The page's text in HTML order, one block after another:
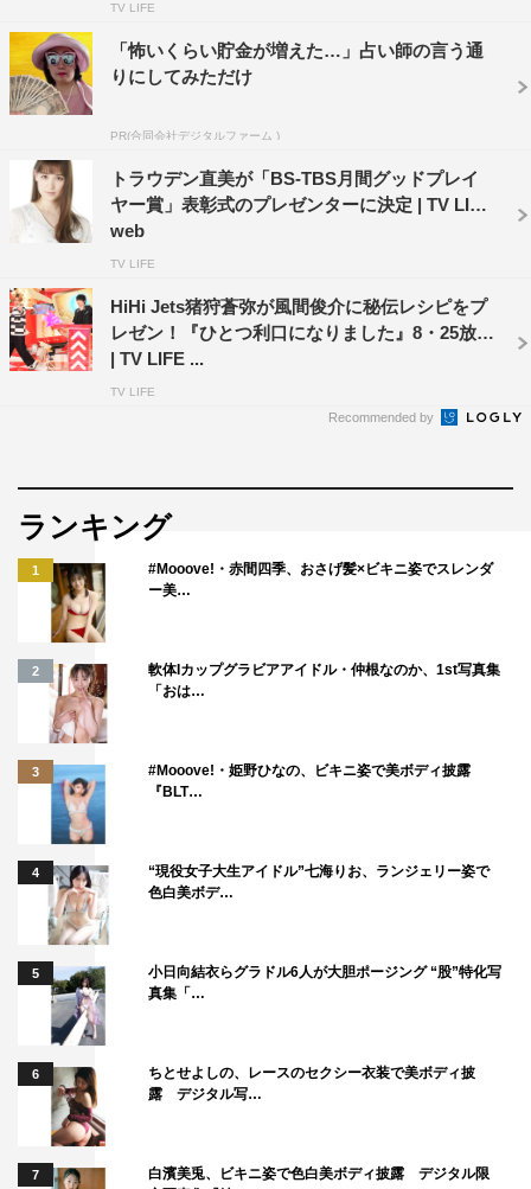
TV LIFE
「怖いくらい貯金が増えた…」占い師の言う通
りにしてみただけ
PR(合同会社デジタルファーム )
トラウデン直美が「BS-TBS月間グッドプレイ
ヤー賞」表彰式のプレゼンターに決定 | TV LIFE
web
TV LIFE
HiHi Jets猪狩蒼弥が風間俊介に秘伝レシピをプ
レゼン！『ひとつ利口になりました』8・25放送
| TV LIFE ...
TV LIFE
Recommended by
ランキング
1
#Mooove!・赤間四季、おさげ髪×ビキニ姿でスレンダ
ー美…
2
軟体Iカップグラビアアイドル・仲根なのか、1st写真集
「おは…
3
#Mooove!・姫野ひなの、ビキニ姿で美ボディ披露
『BLT…
4
“現役女子大生アイドル”七海りお、ランジェリー姿で
色白美ボデ…
5
小日向結衣らグラドル6人が大胆ポージング “股”特化写
真集「…
6
ちとせよしの、レースのセクシー衣装で美ボディ披
露 デジタル写…
7
白濱美兎、ビキニ姿で色白美ボディ披露 デジタル限